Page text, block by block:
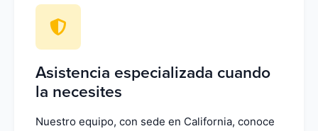
Asistencia especializada cuando
la necesites
Nuestro equipo, con sede en California, conoce